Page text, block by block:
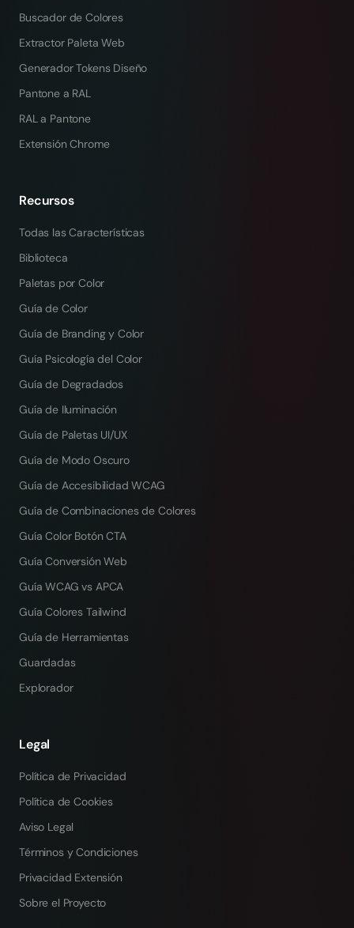
Buscador de Colores
Extractor Paleta Web
Generador Tokens Diseño
Pantone a RAL
RAL a Pantone
Extensión Chrome
Recursos
Todas las Características
Biblioteca
Paletas por Color
Guía de Color
Guía de Branding y Color
Guía Psicología del Color
Guía de Degradados
Guía de Iluminación
Guía de Paletas UI/UX
Guía de Modo Oscuro
Guía de Accesibilidad WCAG
Guía de Combinaciones de Colores
Guía Color Botón CTA
Guía Conversión Web
Guía WCAG vs APCA
Guía Colores Tailwind
Guía de Herramientas
Guardadas
Explorador
Legal
Política de Privacidad
Política de Cookies
Aviso Legal
Términos y Condiciones
Privacidad Extensión
Sobre el Proyecto